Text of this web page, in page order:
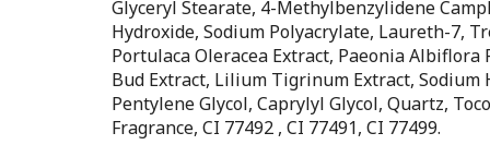
Glyceryl Stearate, 4-Methylbenzylidene
Hydroxide, Sodium Polyacrylate, Laureth-7,
Portulaca Oleracea Extract, Paeonia
Bud Extract, Lilium Tigrinum Extract,
Pentylene Glycol, Caprylyl Glycol, Quartz,
Fragrance, CI 77492 , CI 77491, CI 77499.